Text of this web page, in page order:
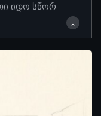
იდო სწორ